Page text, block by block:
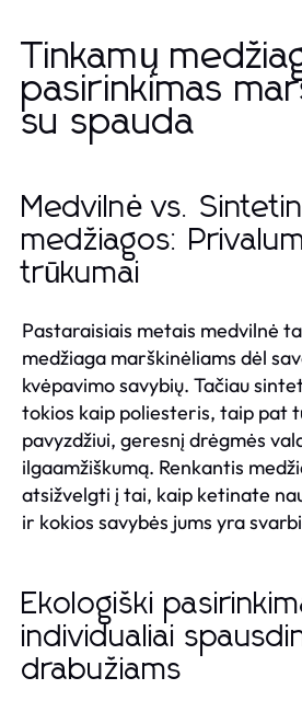
Tinkamų
pasirinkimas
su spauda
Medvilnė vs.
medžiagos:
trūkumai
Pastaraisiais metais medvilnė
medžiaga marškinėliams dėl
kvėpavimo savybių. Tačiau
tokios kaip poliesteris, taip pat
pavyzdžiui, geresnį drėgmės
ilgaamžiškumą. Renkantis
atsižvelgti į tai, kaip ketinate
ir kokios savybės jums yra
Ekologiški
individualiai
drabužiams